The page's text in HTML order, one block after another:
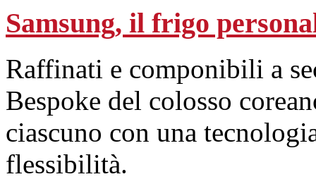
Samsung, il frigo
Raffinati e componibili a
Bespoke del colosso
ciascuno con una
flessibilità.